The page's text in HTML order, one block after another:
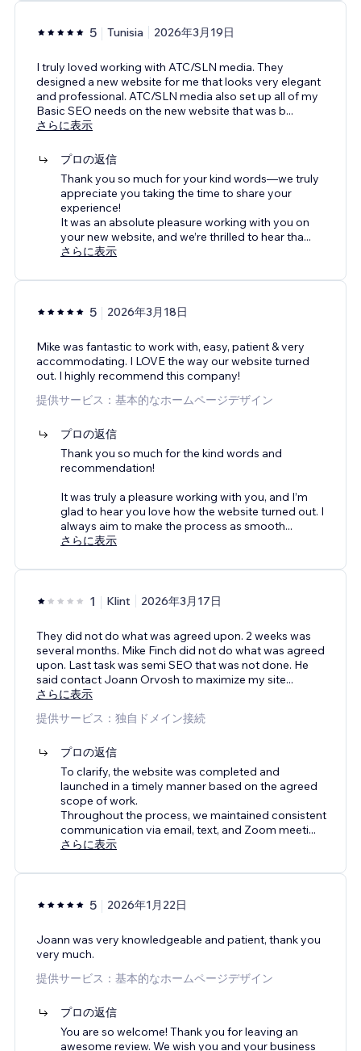
5 Tunisia 2026年3月19日
I truly loved working with ATC/SLN media. They
designed a new website for me that looks very elegant
and professional. ATC/SLN media also set up all of my
Basic SEO needs on the new website that was b...
さらに表示
プロの返信
Thank you so much for your kind words—we truly
appreciate you taking the time to share your
experience!
It was an absolute pleasure working with you on
your new website, and we’re thrilled to hear tha...
さらに表示
5 2026年3月18日
Mike was fantastic to work with, easy, patient & very
accommodating. I LOVE the way our website turned
out. I highly recommend this company!
提供サービス：基本的なホームページデザイン
プロの返信
Thank you so much for the kind words and
recommendation!
It was truly a pleasure working with you, and I’m
glad to hear you love how the website turned out. I
always aim to make the process as smooth...
さらに表示
1 Klint 2026年3月17日
They did not do what was agreed upon. 2 weeks was
several months. Mike Finch did not do what was agreed
upon. Last task was semi SEO that was not done. He
said contact Joann Orvosh to maximize my site...
さらに表示
提供サービス：独自ドメイン接続
プロの返信
To clarify, the website was completed and
launched in a timely manner based on the agreed
scope of work.
Throughout the process, we maintained consistent
communication via email, text, and Zoom meeti...
さらに表示
5 2026年1月22日
Joann was very knowledgeable and patient, thank you
very much.
提供サービス：基本的なホームページデザイン
プロの返信
You are so welcome! Thank you for leaving an
awesome review. We wish you and your business